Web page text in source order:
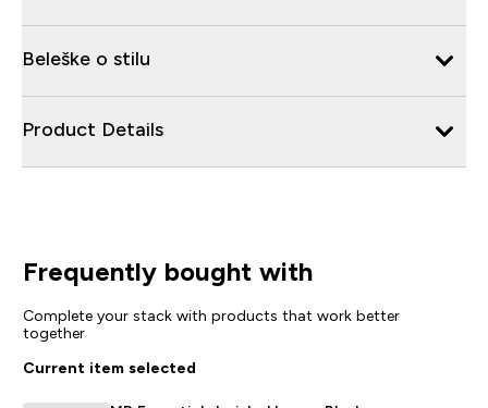
Beleške o stilu
Product Details
Frequently bought with
Complete your stack with products that work better
together
Current item selected